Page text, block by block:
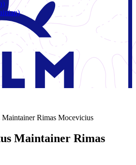
Rimas Mocevicius
Maintainer Rimas